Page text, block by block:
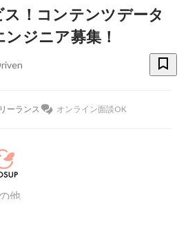
！コンテンツデータ
ジニア募集！
ーランス オンライン面談OK
他